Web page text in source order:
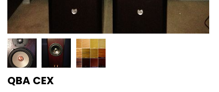
QBA CEX